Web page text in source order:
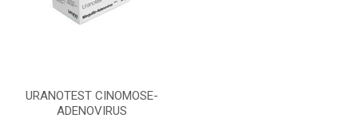
URANOTEST CINOMOSE-
ADENOVIRUS